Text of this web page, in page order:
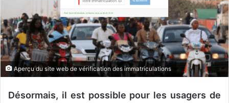
y
e
u
n
c
u
Aperçu du site web de vérification des immatriculations
Désormais, il est possible pour les usagers de